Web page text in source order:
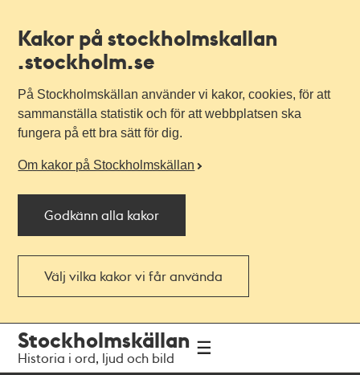
Kakor på stockholmskallan
.stockholm.se
På Stockholmskällan använder vi kakor, cookies, för att
sammanställa statistik och för att webbplatsen ska
fungera på ett bra sätt för dig.
Om kakor på Stockholmskällan
Godkänn alla kakor
Välj vilka kakor vi får använda
navigationen
huvudinnehållet
Stockholmskällan
Historia i ord, ljud och bild